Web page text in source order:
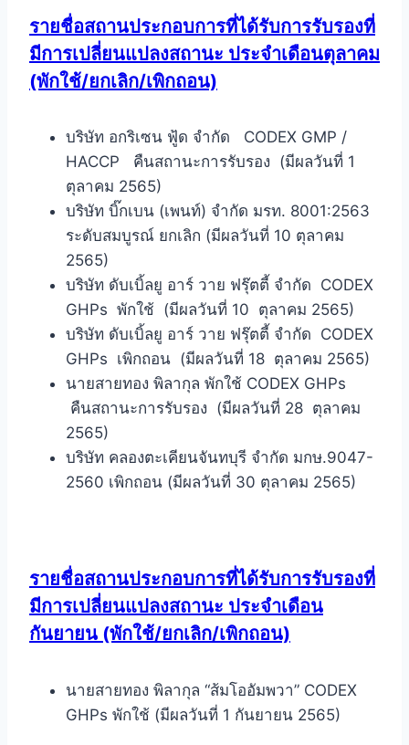
รายชื่อสถานประกอบการที่ได้รับการรับรองที่
มีการเปลี่ยนแปลงสถานะ ประจำเดือนตุลาคม
(พักใช้/ยกเลิก/เพิกถอน)
บริษัท อกริเซน ฟู้ด จำกัด CODEX GMP /
HACCP คืนสถานะการรับรอง (มีผลวันที่ 1
ตุลาคม 2565)
บริษัท บิ๊กเบน (เพนท์) จำกัด มรท. 8001:2563
ระดับสมบูรณ์ ยกเลิก (มีผลวันที่ 10 ตุลาคม
2565)
บริษัท ดับเบิ้ลยู อาร์ วาย ฟรุ๊ตตี้ จำกัด CODEX
GHPs พักใช้ (มีผลวันที่ 10 ตุลาคม 2565)
บริษัท ดับเบิ้ลยู อาร์ วาย ฟรุ๊ตตี้ จำกัด CODEX
GHPs เพิกถอน (มีผลวันที่ 18 ตุลาคม 2565)
นายสายทอง พิลากุล พักใช้ CODEX GHPs
คืนสถานะการรับรอง (มีผลวันที่ 28 ตุลาคม
2565)
บริษัท คลองตะเคียนจันทบุรี จำกัด มกษ.9047-
2560 เพิกถอน (มีผลวันที่ 30 ตุลาคม 2565)
รายชื่อสถานประกอบการที่ได้รับการรับรองที่
มีการเปลี่ยนแปลงสถานะ ประจำเดือน
กันยายน (พักใช้/ยกเลิก/เพิกถอน)
นายสายทอง พิลากุล “ส้มโออัมพวา” CODEX
GHPs พักใช้ (มีผลวันที่ 1 กันยายน 2565)